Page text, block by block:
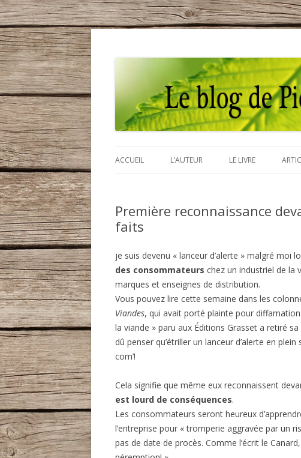
Le blog de Pierre Hinard
ACCUEIL L’AUTEUR LE LIVRE
Première reconnaissance
faits
je suis devenu « lanceur d’alerte » malgré moi
des consommateurs chez un industriel de la
marques et enseignes de distribution.
Vous pouvez lire cette semaine dans les
Viandes, qui avait porté plainte pour
la viande » paru aux Éditions Grasset a retiré
dû penser qu’étriller un lanceur d’alerte en
com’!
Cela signifie que même eux reconnaissent
est lourd de conséquences.
Les consommateurs seront heureux
l’entreprise pour « tromperie aggravée par un
pas de date de procès. Comme l’écrit le